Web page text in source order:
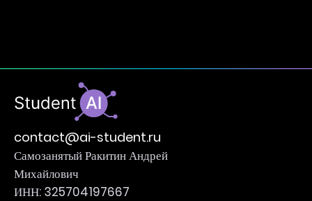
contact@ai-student.ru
Самозанятый Ракитин Андрей
Михайлович
ИНН: 325704197667